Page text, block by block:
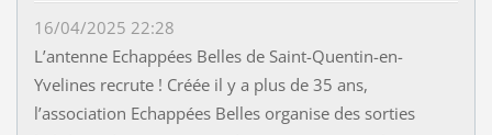
16/04/2025 22:28
L’antenne Echappées Belles de Saint-Quentin-en-
Yvelines recrute ! Créée il y a plus de 35 ans,
l’association Echappées Belles organise des sorties